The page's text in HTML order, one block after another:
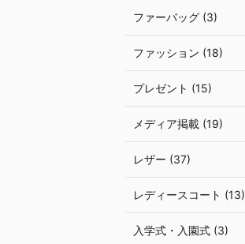
ファーバッグ (3)
ファッション (18)
プレゼント (15)
メディア掲載 (19)
レザー (37)
レディースコート (13)
入学式・入園式 (3)